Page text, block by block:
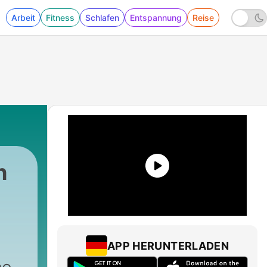
Arbeit Fitness Schlafen Entspannung Reise
APP HERUNTERLADEN